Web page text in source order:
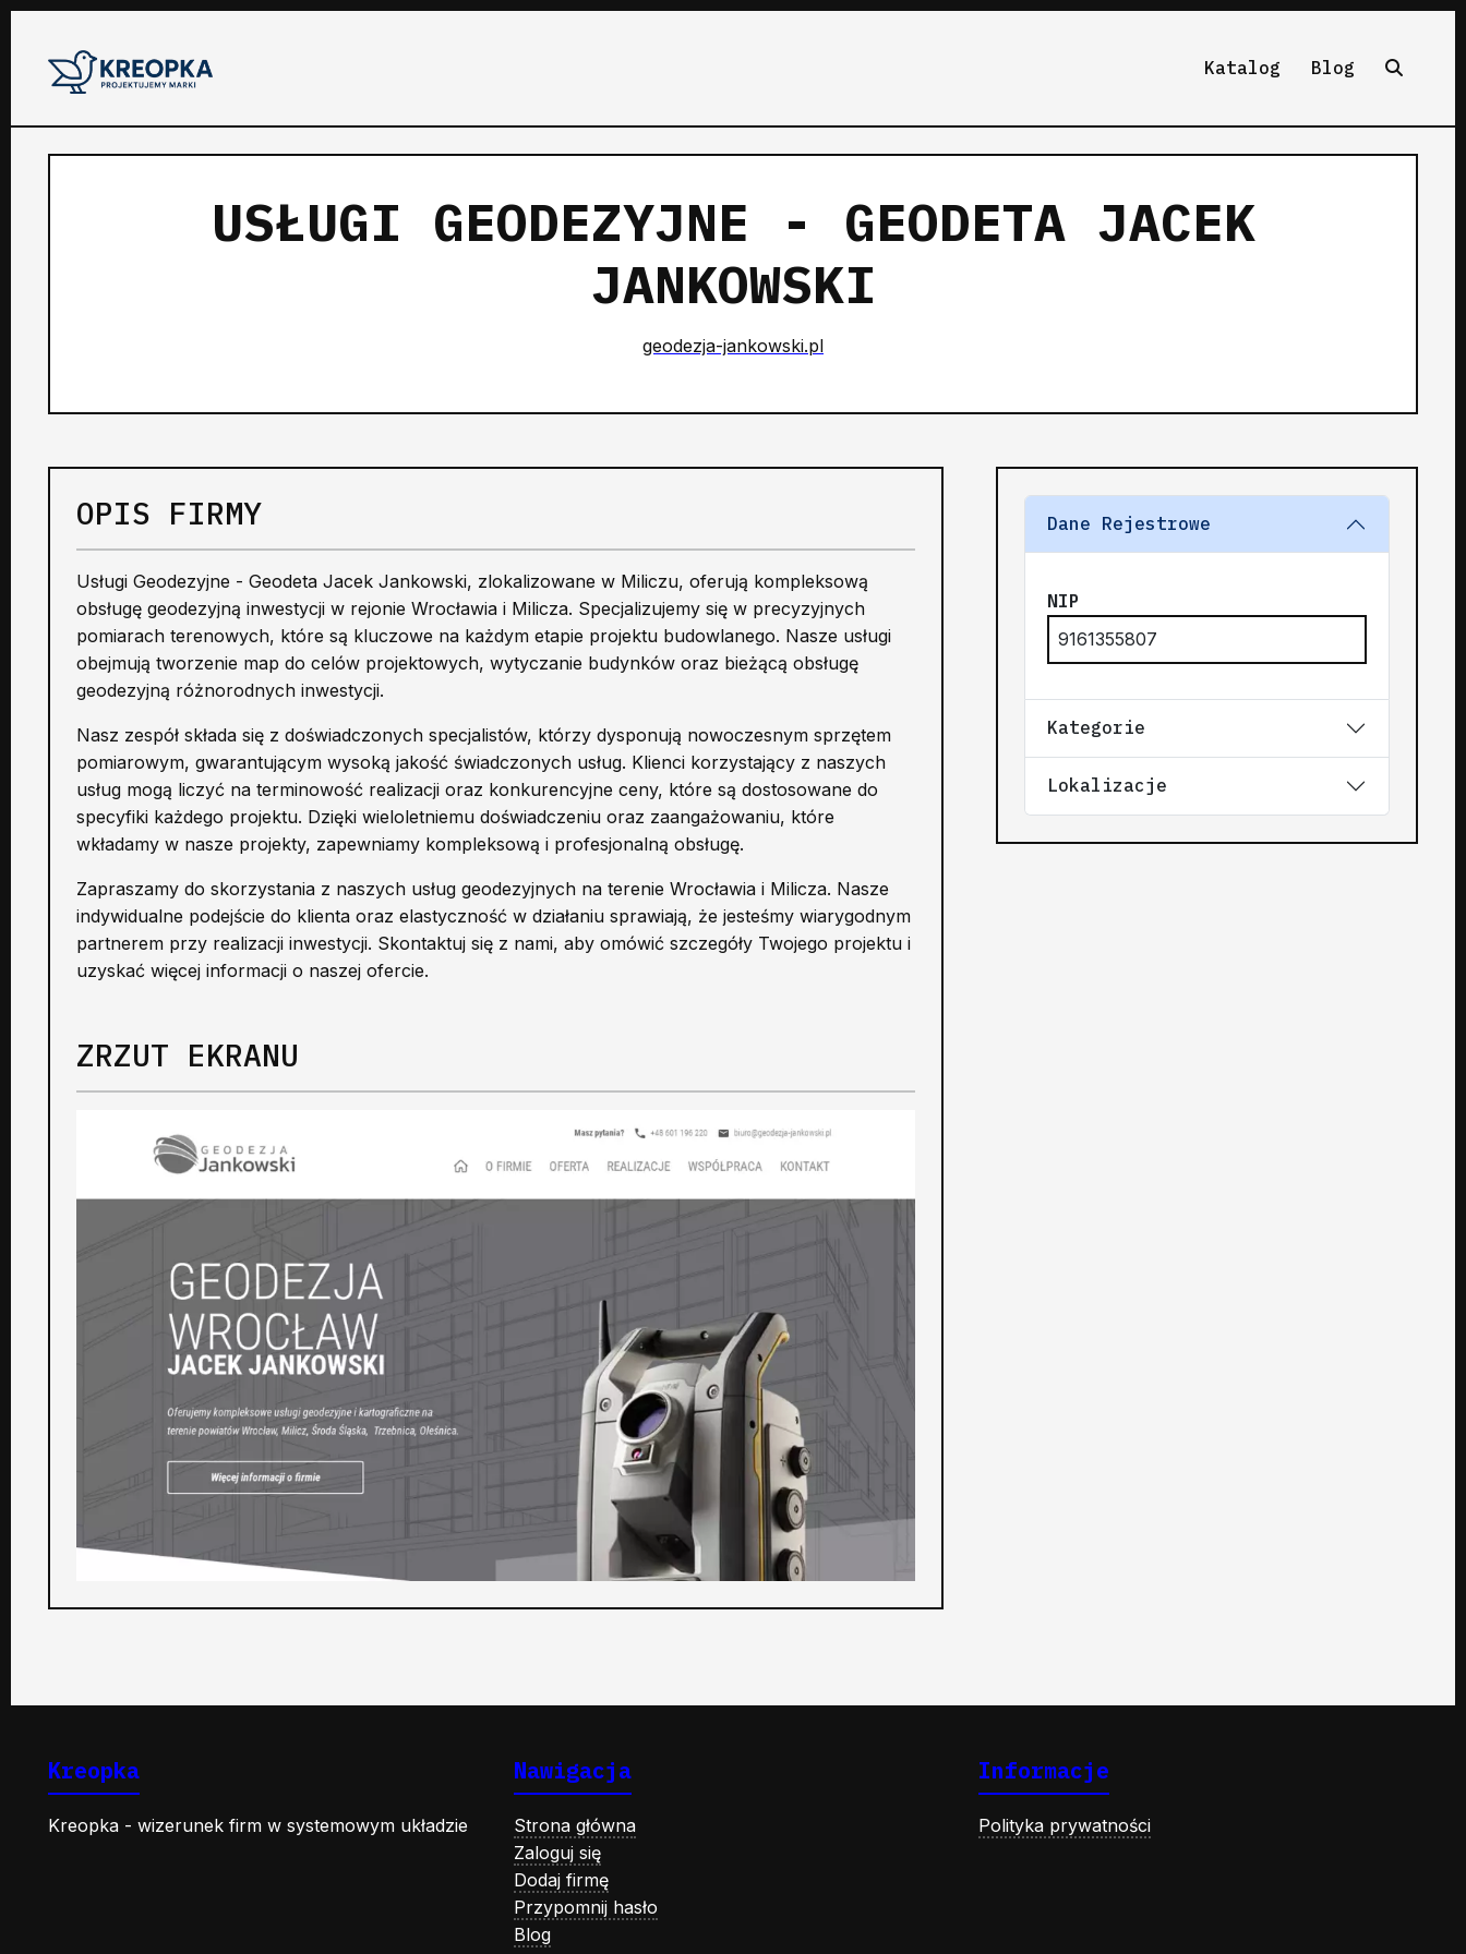
Katalog Blog
USŁUGI GEODEZYJNE - GEODETA JACEK
JANKOWSKI
geodezja-jankowski.pl
OPIS FIRMY
Usługi Geodezyjne - Geodeta Jacek Jankowski, zlokalizowane w Miliczu, oferują kompleksową
obsługę geodezyjną inwestycji w rejonie Wrocławia i Milicza. Specjalizujemy się w precyzyjnych
pomiarach terenowych, które są kluczowe na każdym etapie projektu budowlanego. Nasze usługi
obejmują tworzenie map do celów projektowych, wytyczanie budynków oraz bieżącą obsługę
geodezyjną różnorodnych inwestycji.
Nasz zespół składa się z doświadczonych specjalistów, którzy dysponują nowoczesnym sprzętem
pomiarowym, gwarantującym wysoką jakość świadczonych usług. Klienci korzystający z naszych
usług mogą liczyć na terminowość realizacji oraz konkurencyjne ceny, które są dostosowane do
specyfiki każdego projektu. Dzięki wieloletniemu doświadczeniu oraz zaangażowaniu, które
wkładamy w nasze projekty, zapewniamy kompleksową i profesjonalną obsługę.
Zapraszamy do skorzystania z naszych usług geodezyjnych na terenie Wrocławia i Milicza. Nasze
indywidualne podejście do klienta oraz elastyczność w działaniu sprawiają, że jesteśmy wiarygodnym
partnerem przy realizacji inwestycji. Skontaktuj się z nami, aby omówić szczegóły Twojego projektu i
uzyskać więcej informacji o naszej ofercie.
ZRZUT EKRANU
Dane Rejestrowe
NIP
9161355807
Kategorie
Lokalizacje
Kreopka
Kreopka - wizerunek firm w systemowym układzie
Nawigacja
Strona główna
Zaloguj się
Dodaj firmę
Przypomnij hasło
Blog
Informacje
Polityka prywatności